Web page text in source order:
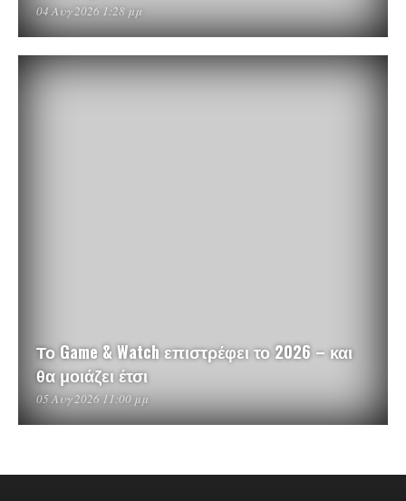
04 Αυγ 2026 1:28 μμ
Το Game & Watch επιστρέφει το 2026 – και
θα μοιάζει έτσι
05 Αυγ 2026 11:00 μμ